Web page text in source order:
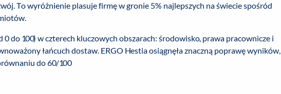
To wyróżnienie plasuje firmę w gronie 5% najlepszych na świecie spośród
0 do 100) w czterech kluczowych obszarach: środowisko, prawa pracownicze i
łańcuch dostaw. ERGO Hestia osiągnęła znaczną poprawę wyników,
do 60/100